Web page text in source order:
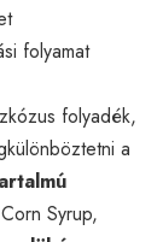
folyamat
folyadék,
a
Syrup,